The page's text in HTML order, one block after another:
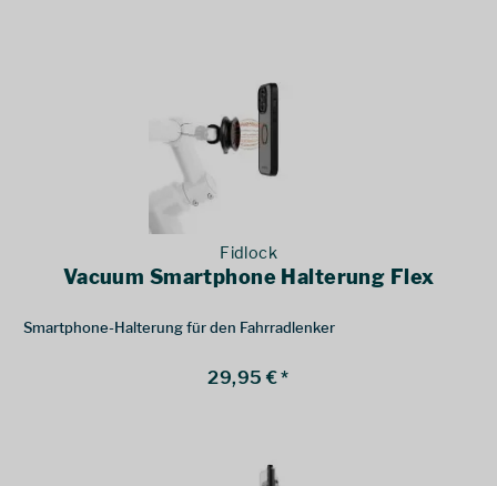
Fidlock
Vacuum Smartphone Halterung Flex
Smartphone-Halterung für den Fahrradlenker
29,95 € *